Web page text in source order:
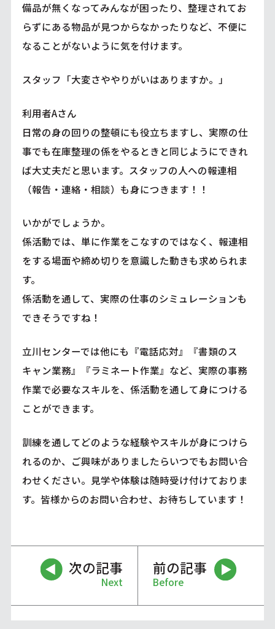
備品が無くなってみんなが困ったり、整理されてお
らずにある物品が見つからなかったりなど、不便に
なることがないように気を付けます。
スタッフ「大変さややりがいはありますか。」
利用者Aさん
日常の身の回りの整頓にも役立ちますし、実際の仕
事でも在庫整理の係をやるときと同じようにできれ
ば大丈夫だと思います。スタッフの人への報連相
（報告・連絡・相談）も身につきます！！
いかがでしょうか。
係活動では、単に作業をこなすのではなく、報連相
をする場面や締め切りを意識した動きも求められま
す。
係活動を通して、実際の仕事のシミュレーションも
できそうですね！
立川センターでは他にも『電話応対』『書類のス
キャン業務』『ラミネート作業』など、実際の事務
作業で必要なスキルを、係活動を通して身につける
ことができます。
訓練を通してどのような経験やスキルが身につけら
れるのか、ご興味がありましたらいつでもお問い合
わせください。見学や体験は随時受け付けておりま
す。皆様からのお問い合わせ、お待ちしています！
次の記事
Next
前の記事
Before